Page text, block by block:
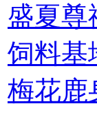
盛夏尊
饲料基
梅花鹿